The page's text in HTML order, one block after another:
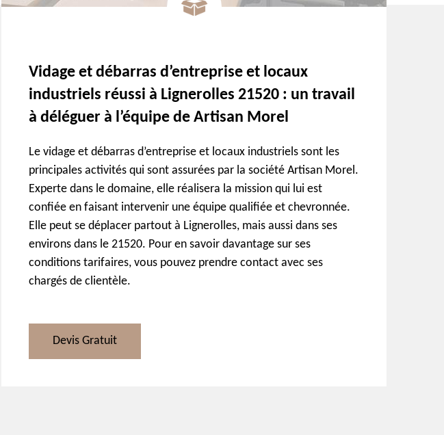
Vidage et débarras d’entreprise et locaux
industriels réussi à Lignerolles 21520 : un travail
à déléguer à l’équipe de Artisan Morel
Le vidage et débarras d’entreprise et locaux industriels sont les
principales activités qui sont assurées par la société Artisan Morel.
Experte dans le domaine, elle réalisera la mission qui lui est
confiée en faisant intervenir une équipe qualifiée et chevronnée.
Elle peut se déplacer partout à Lignerolles, mais aussi dans ses
environs dans le 21520. Pour en savoir davantage sur ses
conditions tarifaires, vous pouvez prendre contact avec ses
chargés de clientèle.
Devis Gratuit